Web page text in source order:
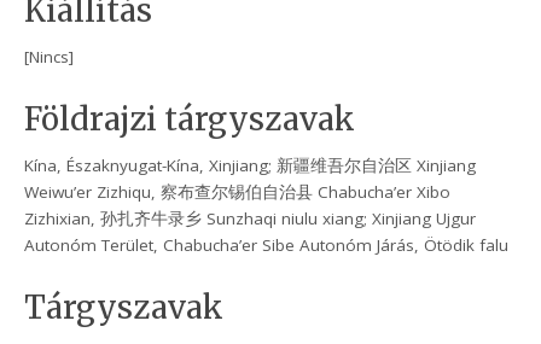
Kiállítás
[Nincs]
Földrajzi tárgyszavak
Kína, Északnyugat-Kína, Xinjiang; 新疆维吾尔自治区 Xinjiang
Weiwu’er Zizhiqu, 察布查尔锡伯自治县 Chabucha’er Xibo
Zizhixian, 孙扎齐牛录乡 Sunzhaqi niulu xiang; Xinjiang Ujgur
Autonóm Terület, Chabucha’er Sibe Autonóm Járás, Ötödik falu
Tárgyszavak